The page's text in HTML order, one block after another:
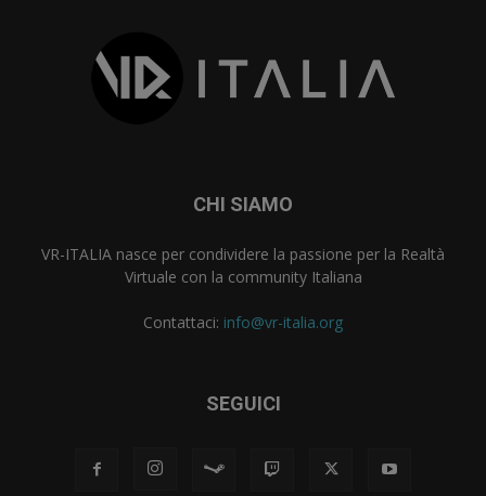
CHI SIAMO
VR-ITALIA nasce per condividere la passione per la Realtà
Virtuale con la community Italiana
Contattaci: info@vr-italia.org
SEGUICI